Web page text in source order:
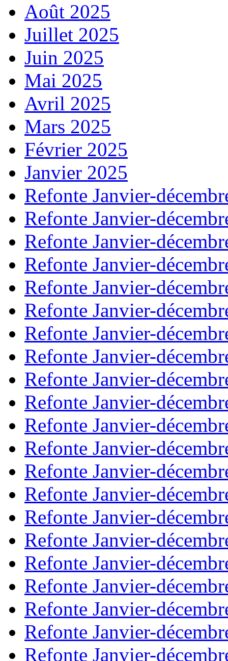
Août 2025
Juillet 2025
Juin 2025
Mai 2025
Avril 2025
Mars 2025
Février 2025
Janvier 2025
Refonte Janvier-
Refonte Janvier-
Refonte Janvier-
Refonte Janvier-
Refonte Janvier-
Refonte Janvier-
Refonte Janvier-
Refonte Janvier-
Refonte Janvier-
Refonte Janvier-
Refonte Janvier-
Refonte Janvier-
Refonte Janvier-
Refonte Janvier-
Refonte Janvier-
Refonte Janvier-
Refonte Janvier-
Refonte Janvier-
Refonte Janvier-
Refonte Janvier-
Refonte Janvier-